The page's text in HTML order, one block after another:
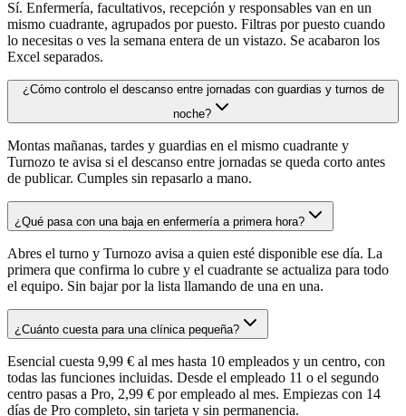
Sí. Enfermería, facultativos, recepción y responsables van en un
mismo cuadrante, agrupados por puesto. Filtras por puesto cuando
lo necesitas o ves la semana entera de un vistazo. Se acabaron los
Excel separados.
¿Cómo controlo el descanso entre jornadas con guardias y turnos de
noche?
Montas mañanas, tardes y guardias en el mismo cuadrante y
Turnozo te avisa si el descanso entre jornadas se queda corto antes
de publicar. Cumples sin repasarlo a mano.
¿Qué pasa con una baja en enfermería a primera hora?
Abres el turno y Turnozo avisa a quien esté disponible ese día. La
primera que confirma lo cubre y el cuadrante se actualiza para todo
el equipo. Sin bajar por la lista llamando de una en una.
¿Cuánto cuesta para una clínica pequeña?
Esencial cuesta 9,99 € al mes hasta 10 empleados y un centro, con
todas las funciones incluidas. Desde el empleado 11 o el segundo
centro pasas a Pro, 2,99 € por empleado al mes. Empiezas con 14
días de Pro completo, sin tarjeta y sin permanencia.